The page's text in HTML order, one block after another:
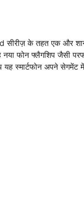
के तहत एक और
फोन फ्लैगशिप जैसी
यह स्मार्टफोन अपने सेगमेंट